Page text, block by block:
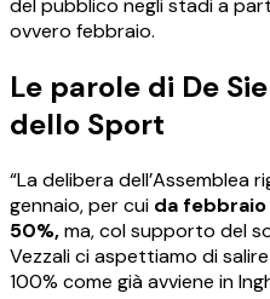
del pubblico negli stadi a
ovvero febbraio.
Le parole di De
dello Sport
“La delibera dell’Assemblea
gennaio, per cui da
50%,ma, col supporto del
Vezzali ci aspettiamo di
100% come già avviene in